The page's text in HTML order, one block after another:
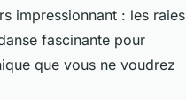
impressionnant : les raies
fascinante pour
que vous ne voudrez